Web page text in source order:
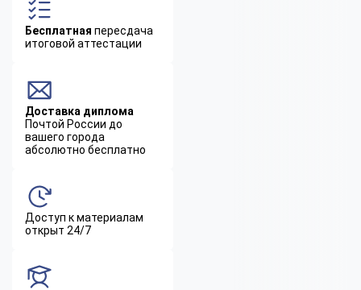
Бесплатная пересдача
итоговой аттестации
Доставка диплома
Почтой России до
вашего города
абсолютно бесплатно
Доступ к материалам
открыт 24/7